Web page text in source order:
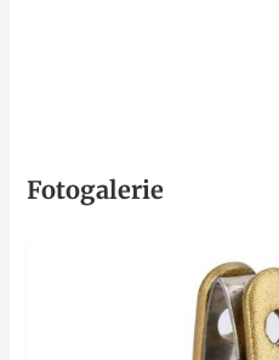
Fotogalerie